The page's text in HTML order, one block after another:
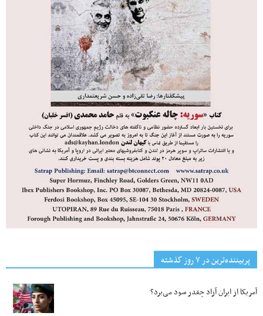
پربیننده‌ترین‌ در ۷ روز گذشته
آمریکا از ایران آزاد چقدر سود می‌برد؟